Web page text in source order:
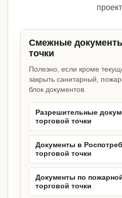
Смежные
точки
Полезно, если кроме
закрыть санитарный,
блок документов.
Разрешительные
торговой точки
Документы в
торговой точки
Документы по
торговой точки